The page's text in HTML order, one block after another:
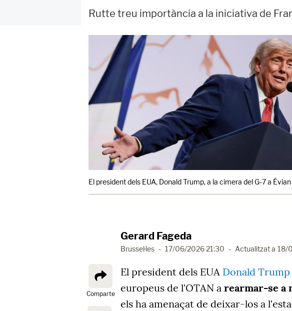
Rutte treu importància a la iniciativa de
El president dels EUA, Donald Trump, a la cimera del G-7 a
Gerard Fageda
Brussel·les - 17/06/2026 21:30 - Actualitzat a 18/
Comparte
El president dels EUA Donald Trump
europeus de l'OTAN a rearmar-se a
els ha amenaçat de deixar-los a